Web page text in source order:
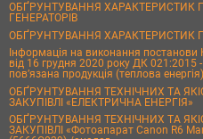
ОБҐРУНТУВАННЯ ХАРАКТЕРИСТИК
ГЕНЕРАТОРІВ
ОБҐРУНТУВАННЯ ХАРАКТЕРИСТИК
Інформація на виконання постанови
від 16 грудня 2020 року ДК
пов’язана продукція (теплова енергія)
ОБҐРУНТУВАННЯ ТЕХНІЧНИХ ТА
ЗАКУПІВЛІ «ЕЛЕКТРИЧНА ЕНЕРГІЯ»
ОБҐРУНТУВАННЯ ТЕХНІЧНИХ ТА
ЗАКУПІВЛІ «Фотоапарат Canon R6